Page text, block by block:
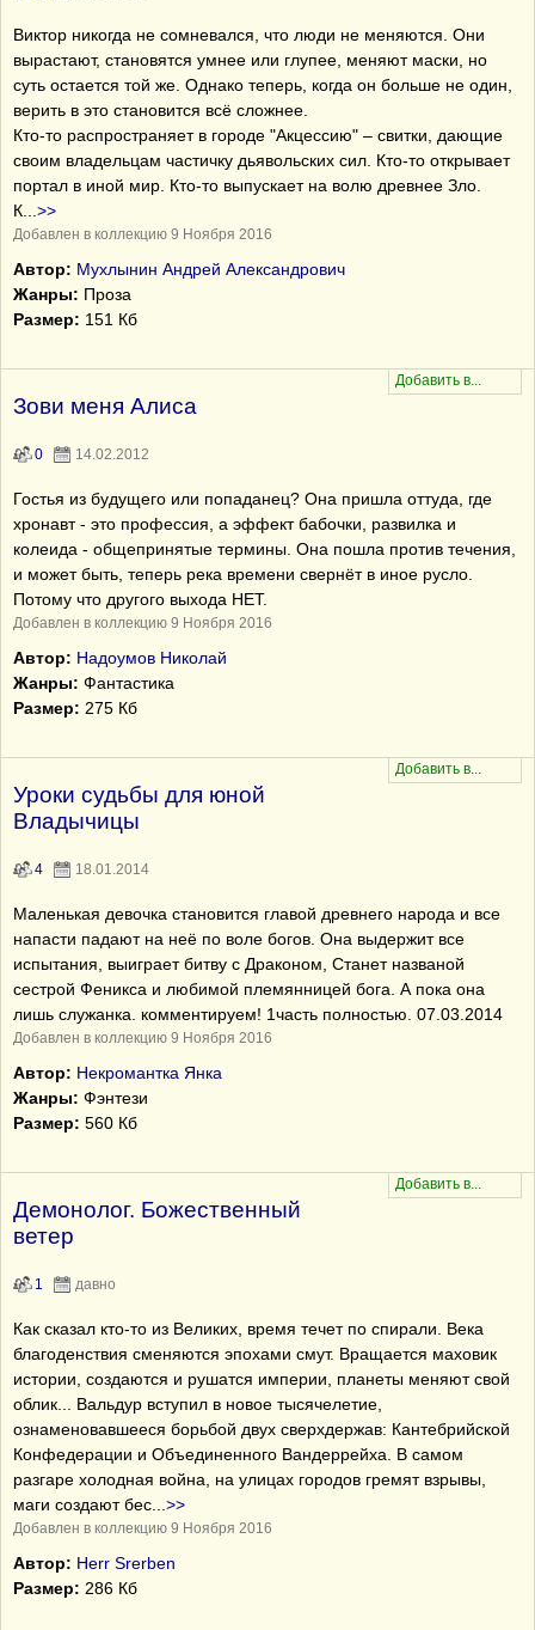
Виктор никогда не сомневался, что люди не меняются. Они
вырастают, становятся умнее или глупее, меняют маски, но
суть остается той же. Однако теперь, когда он больше не один,
верить в это становится всё сложнее.
Кто-то распространяет в городе "Акцессию" – свитки, дающие
своим владельцам частичку дьявольских сил. Кто-то открывает
портал в иной мир. Кто-то выпускает на волю древнее Зло.
К
>>
Добавлен в коллекцию 9 Ноября 2016
Автор: Мухлынин Андрей Александрович
Жанры: Проза
Размер: 151 Кб
Зови меня Алиса
0 14.02.2012
Гостья из будущего или попаданец? Она пришла оттуда, где
хронавт - это профессия, а эффект бабочки, развилка и
колеида - общепринятые термины. Она пошла против течения,
и может быть, теперь река времени свернёт в иное русло.
Потому что другого выхода НЕТ.
Добавлен в коллекцию 9 Ноября 2016
Автор: Надоумов Николай
Жанры: Фантастика
Размер: 275 Кб
Уроки судьбы для юной
Владычицы
4 18.01.2014
Маленькая девочка становится главой древнего народа и все
напасти падают на неё по воле богов. Она выдержит все
испытания, выиграет битву с Драконом, Станет названой
сестрой Феникса и любимой племянницей бога. А пока она
лишь служанка. комментируем! 1часть полностью. 07.03.2014
Добавлен в коллекцию 9 Ноября 2016
Автор: Некромантка Янка
Жанры: Фэнтези
Размер: 560 Кб
Демонолог. Божественный
ветер
1 давно
Как сказал кто-то из Великих, время течет по спирали. Века
благоденствия сменяются эпохами смут. Вращается маховик
истории, создаются и рушатся империи, планеты меняют свой
облик... Вальдур вступил в новое тысячелетие,
ознаменовавшееся борьбой двух сверхдержав: Кантебрийской
Конфедерации и Объединенного Вандеррейха. В самом
разгаре холодная война, на улицах городов гремят взрывы,
маги создают бес
>>
Добавлен в коллекцию 9 Ноября 2016
Автор: Herr Srerben
Размер: 286 Кб